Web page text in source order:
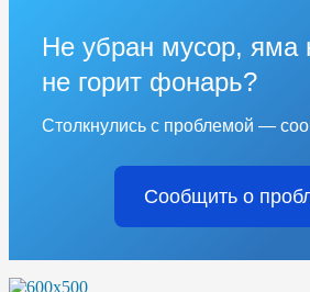
Не убран мусор, яма
не горит фонарь?
Столкнулись с проблемой —
Сообщить о